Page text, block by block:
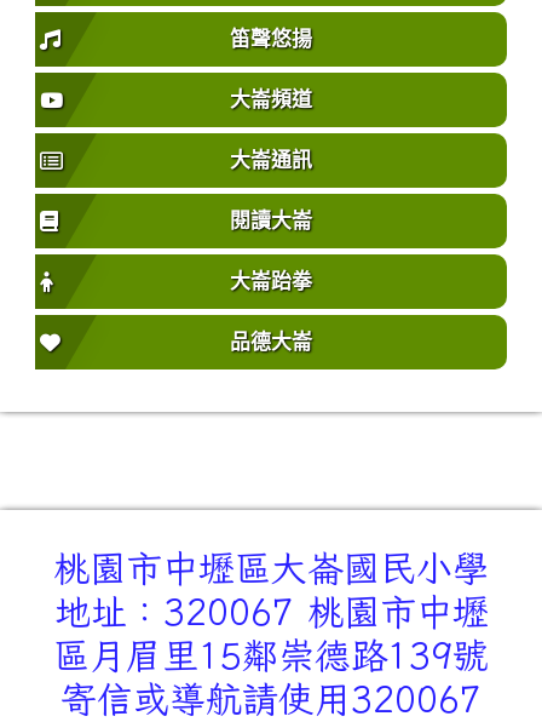
笛聲悠揚
大崙頻道
大崙通訊
閱讀大崙
大崙跆拳
品德大崙
桃園市中壢區大崙國民小學
地址：320067 桃園市中壢
區月眉里15鄰崇德路139號
寄信或導航請使用320067